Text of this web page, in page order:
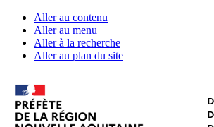
Aller au contenu
Aller au menu
Aller à la recherche
Aller au plan du site